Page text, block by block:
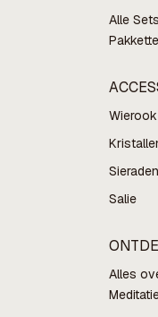
Alle
Wierook
Sieraden
Salie
Alles